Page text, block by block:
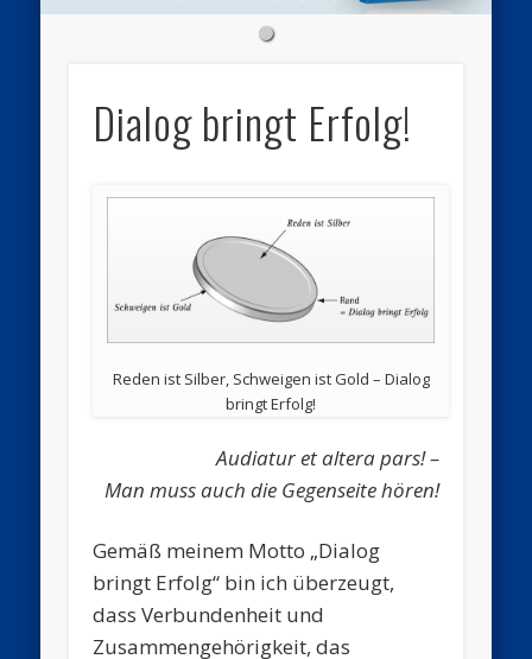
Dialog bringt Erfolg!
Reden ist Silber, Schweigen ist Gold – Dialog
bringt Erfolg!
Audiatur et altera pars! –
Man muss auch die Gegenseite hören!
Gemäß meinem Motto „Dialog
bringt Erfolg“ bin ich überzeugt,
dass Verbundenheit und
Zusammengehörigkeit, das